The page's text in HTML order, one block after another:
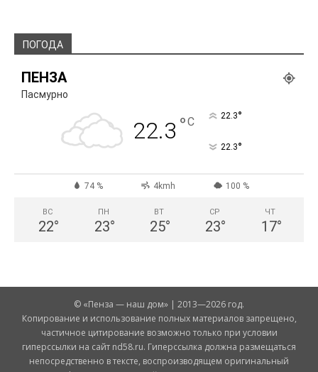
ПОГОДА
ПЕНЗА
Пасмурно
22.3 °C 22.3°
22.3°
74 % 4kmh 100 %
ВС
22°
ПН
23°
ВТ
25°
СР
23°
ЧТ
17°
© «Пенза — наш дом» | 2013—2026 год.
Копирование и использование полных материалов запрещено,
частичное цитирование возможно только при условии
гиперссылки на сайт nd58.ru. Гиперссылка должна размещаться
непосредственно в тексте, воспроизводящем оригинальный